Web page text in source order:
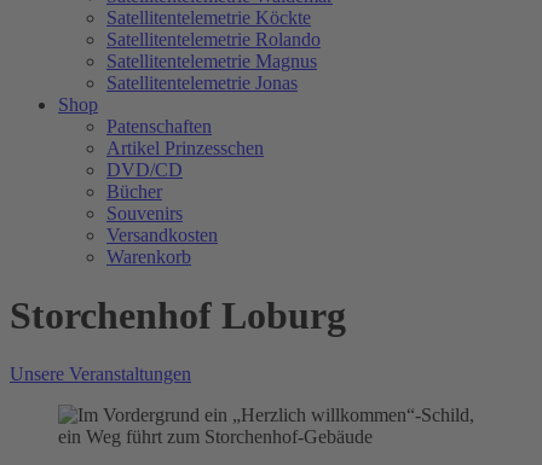
Satellitentelemetrie Köckte
Satellitentelemetrie Rolando
Satellitentelemetrie Magnus
Satellitentelemetrie Jonas
Shop
Patenschaften
Artikel Prinzesschen
DVD/CD
Bücher
Souvenirs
Versandkosten
Warenkorb
Storchenhof Loburg
Unsere Veranstaltungen